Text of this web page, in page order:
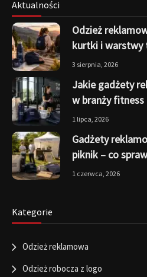
Aktualności
Odzież
kurtki i warstwy
3 sierpnia, 2026
Jakie gadżety
w branży fitness
1 lipca, 2026
Gadżety
piknik – co
1 czerwca, 2026
Kategorie
Odzież reklamowa
Odzież robocza z logo